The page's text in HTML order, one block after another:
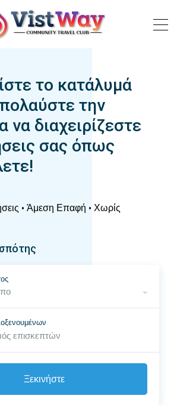
το κατάλυμά
την
να διαχειρίζεστε
σας όπως
• Άμεση Επαφή • Χωρίς